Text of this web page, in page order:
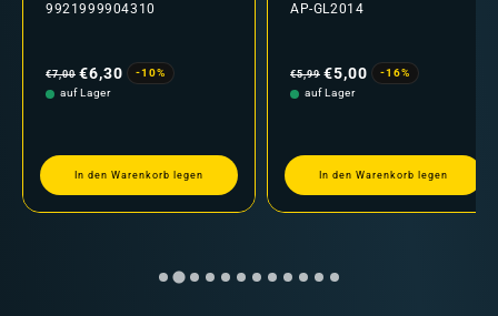
9921999904310
Preis
€7,00 €6,30
-10%
auf Lager
In den Warenkorb legen
AP-GL2014
Preis
€5,99 €5,00
-16%
auf Lager
In den Warenkorb legen